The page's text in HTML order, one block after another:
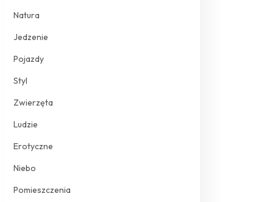
Natura
Jedzenie
Pojazdy
Styl
Zwierzęta
Ludzie
Erotyczne
Niebo
Pomieszczenia